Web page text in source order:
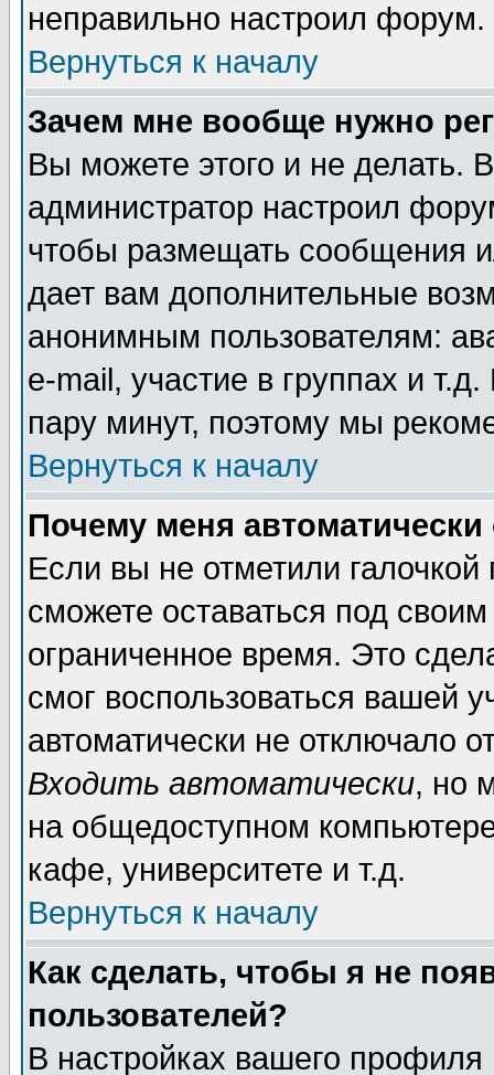
неправильно настроил форум.
Вернуться к началу
Зачем мне вообще нужно
Вы можете этого и не делать.
администратор настроил
чтобы размещать сообщения
дает вам дополнительные
анонимным пользователям:
e-mail, участие в группах и
пару минут, поэтому мы
Вернуться к началу
Почему меня автоматически
Если вы не отметили галочкой
сможете оставаться под
ограниченное время. Это
смог воспользоваться вашей
автоматически не отключало
Входить автоматически, но
на общедоступном
кафе, университете и т.д.
Вернуться к началу
Как сделать, чтобы я не
пользователей?
В настройках вашего